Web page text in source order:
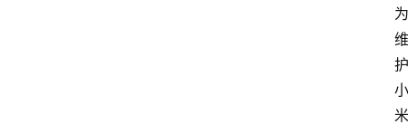
为
维
护
小
米